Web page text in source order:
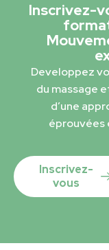
Inscrivez-
Developpez
du massage
d’une
éprouvées
Inscrivez-
vous